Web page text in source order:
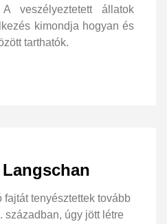
veszélyeztetett állatok
kimondja hogyan és
tarthatók.
fajtát tenyésztettek tovább
században, úgy jött létre